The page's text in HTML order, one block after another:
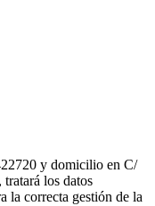
y domicilio en C/
los datos
la correcta gestión de la